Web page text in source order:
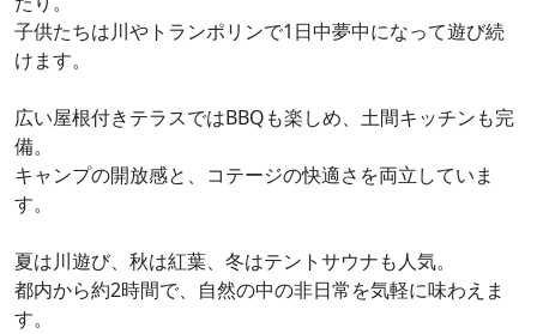
子供たちは川やトランポリンで1日中夢中になって遊び続
けます。
広い屋根付きテラスではBBQも楽しめ、土間キッチンも完
備。
キャンプの開放感と、コテージの快適さを両立していま
す。
夏は川遊び、秋は紅葉、冬はテントサウナも人気。
都内から約2時間で、自然の中の非日常を気軽に味わえま
す。